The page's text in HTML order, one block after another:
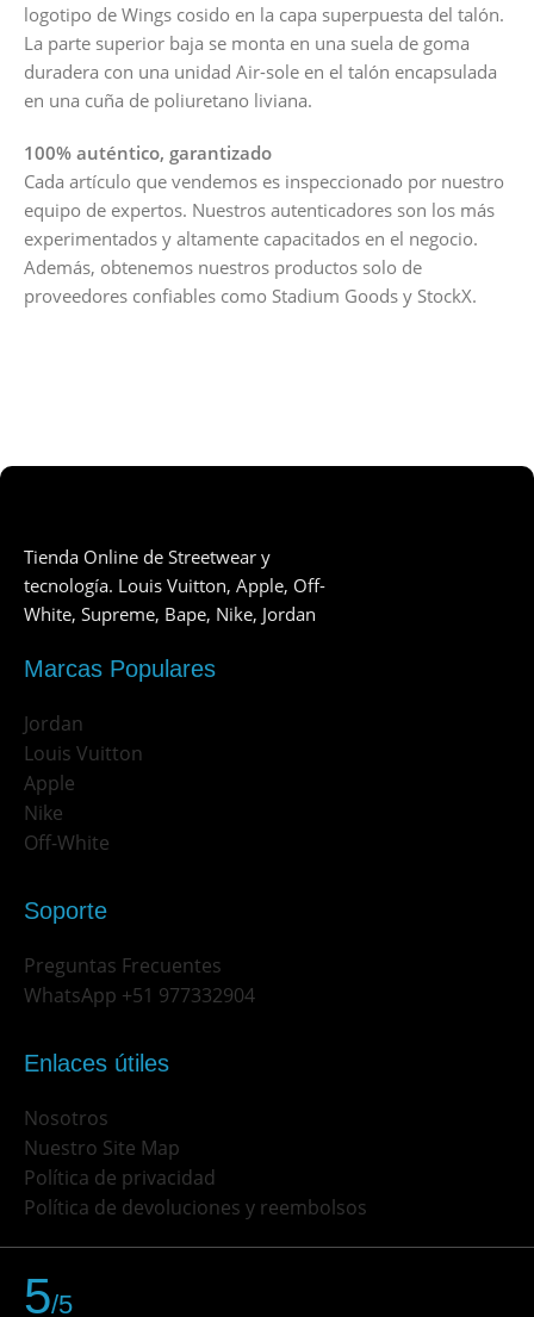
logotipo de Wings cosido en la capa superpuesta del talón.
La parte superior baja se monta en una suela de goma
duradera con una unidad Air-sole en el talón encapsulada
en una cuña de poliuretano liviana.
100% auténtico, garantizado
Cada artículo que vendemos es inspeccionado por nuestro
equipo de expertos. Nuestros autenticadores son los más
experimentados y altamente capacitados en el negocio.
Además, obtenemos nuestros productos solo de
proveedores confiables como Stadium Goods y StockX.
Tienda Online de Streetwear y
tecnología. Louis Vuitton, Apple, Off-
White, Supreme, Bape, Nike, Jordan
Marcas Populares
Jordan
Louis Vuitton
Apple
Nike
Off-White
Soporte
Preguntas Frecuentes
WhatsApp +51 977332904
Enlaces útiles
Nosotros
Nuestro Site Map
Política de privacidad
Política de devoluciones y reembolsos
5/5